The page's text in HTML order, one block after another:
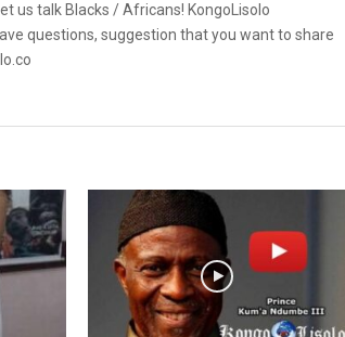
us talk Blacks / Africans! KongoLisolo
questions, suggestion that you want to share